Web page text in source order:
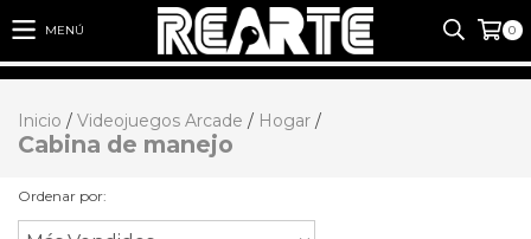
MENÚ 0
Inicio / Videojuegos Arcade / Hogar /
Cabina de manejo
Ordenar por: